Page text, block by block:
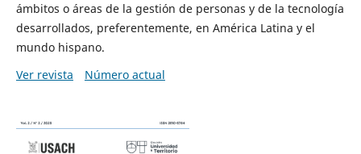
ámbitos o áreas de la gestión de personas y de la tecnología
desarrollados, preferentemente, en América Latina y el
mundo hispano.
Ver revista
Número actual